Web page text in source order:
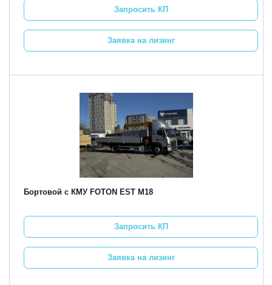
Запросить КП
Заявка на лизинг
Бортовой с КМУ FOTON EST M18
Запросить КП
Заявка на лизинг